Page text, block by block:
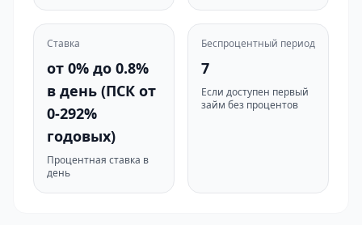
Ставка
от 0% до 0.8%
в день (ПСК от
0-292%
годовых)
Процентная ставка в
день
Беспроцентный период
7
Если доступен первый
займ без процентов